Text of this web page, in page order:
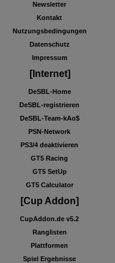
Newsletter
Kontakt
Nutzungsbedingungen
Datenschutz
Impressum
[Internet]
DeSBL-Home
DeSBL-registrieren
DeSBL-Team-kAo$
PSN-Network
PS3/4 deaktivieren
GT5 Racing
GT5 SetUp
GT5 Calculator
[Cup Addon]
CupAddon.de v5.2
Ranglisten
Plattformen
Spiel Ergebnisse